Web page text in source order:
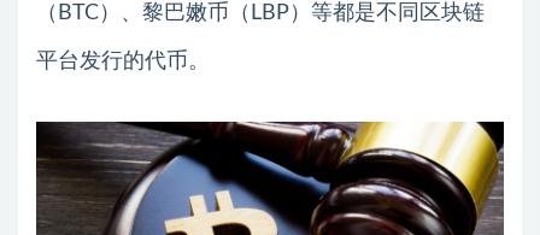
（BTC）、黎巴嫩币（LBP）等都是不同区块链
平台发行的代币。